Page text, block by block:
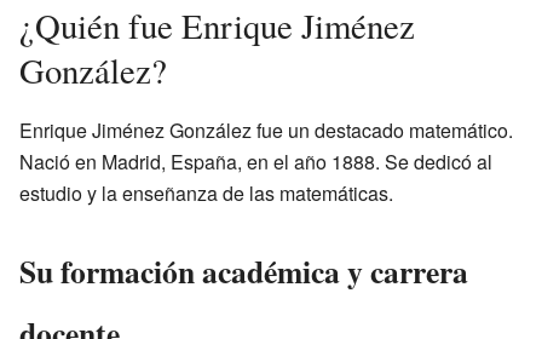
¿Quién fue Enrique Jiménez
González?
Enrique Jiménez González fue un destacado matemático.
Nació en Madrid, España, en el año 1888. Se dedicó al
estudio y la enseñanza de las matemáticas.
Su formación académica y carrera